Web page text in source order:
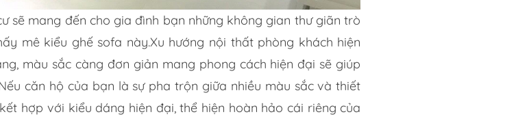
sẽ mang đến cho gia đình bạn những không gian thư giãn trò
mê kiểu ghế sofa này.Xu hướng nội thất phòng khách hiện
màu sắc càng đơn giản mang phong cách hiện đại sẽ giúp
căn hộ của bạn là sự pha trộn giữa nhiều màu sắc và thiết
hợp với kiểu dáng hiện đại, thể hiện hoàn hảo cái riêng của